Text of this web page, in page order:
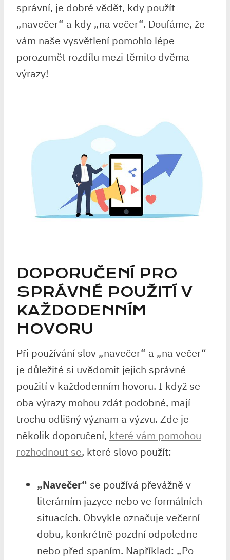
správní, je dobré vědět, kdy použít
„navečer“ a kdy „na večer“. Doufáme, že
vám naše vysvětlení pomohlo lépe
porozumět rozdílu mezi těmito ⁣dvěma
výrazy!
DOPORUČENÍ PRO
SPRÁVNÉ POUŽITÍ V
KAŽDODENNÍM
HOVORU
Při používání slov „navečer“ ⁣a⁢ „na večer“
je důležité si uvědomit jejich správné
použití v každodenním hovoru. I když se
oba výrazy mohou​ zdát podobné, mají
trochu odlišný význam a výzvu. Zde⁤ je
několik doporučení, které vám pomohou
rozhodnout se, které slovo použít:
„Navečer“ se používá převážně ⁤v
literárním ‍jazyce nebo ve formálních
situacích. Obvykle označuje večerní
dobu,⁣ konkrétně pozdní odpoledne
nebo‌ před spaním. Například: „Po